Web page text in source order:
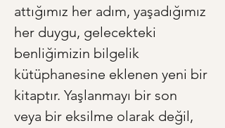
attığımız her adım, yaşadığımız
her duygu, gelecekteki
benliğimizin bilgelik
kütüphanesine eklenen yeni bir
kitaptır. Yaşlanmayı bir son
veya bir eksilme olarak değil,